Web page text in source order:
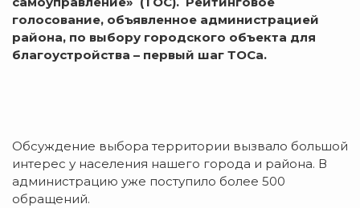
голосование, объявленное администрацией
района, по выбору городского объекта для
благоустройства – первый шаг ТОСа.
Обсуждение выбора территории вызвало большой
интерес у населения нашего города и района. В
администрацию уже поступило более 500
обращений.